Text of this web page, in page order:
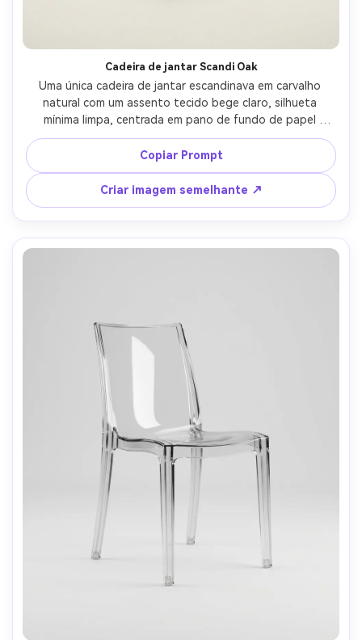
Cadeira de jantar Scandi Oak
Uma única cadeira de jantar escandinava em carvalho
natural com um assento tecido bege claro, silhueta
mínima limpa, centrada em pano de fundo de papel
branco sem costura, iluminação de estúdio suave e difusa
com sombra suave sob a cadeira, disparada em Sony A7IV,
lente de 85mm, f/5.6, bordas ultra-afiadas, grão de
madeira realista e textura de tecelagem, fotografia de
produtos de catálogo de móveis de alta qualidade,
classificação de cores neutras-AR 4:5
Copiar Prompt
Criar imagem semelhante ↗